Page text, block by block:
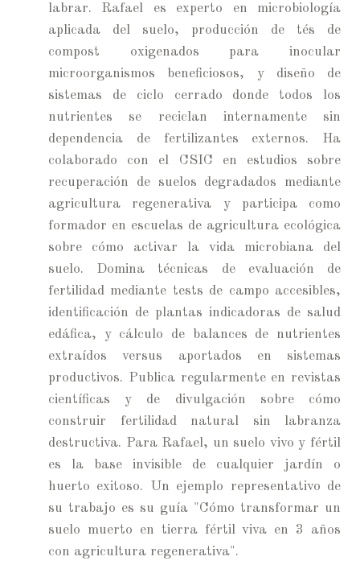
labrar. Rafael es experto en microbiología
aplicada del suelo, producción de tés de
compost oxigenados para inocular
microorganismos beneficiosos, y diseño de
sistemas de ciclo cerrado donde todos los
nutrientes se reciclan internamente sin
dependencia de fertilizantes externos. Ha
colaborado con el CSIC en estudios sobre
recuperación de suelos degradados mediante
agricultura regenerativa y participa como
formador en escuelas de agricultura ecológica
sobre cómo activar la vida microbiana del
suelo. Domina técnicas de evaluación de
fertilidad mediante tests de campo accesibles,
identificación de plantas indicadoras de salud
edáfica, y cálculo de balances de nutrientes
extraídos versus aportados en sistemas
productivos. Publica regularmente en revistas
científicas y de divulgación sobre cómo
construir fertilidad natural sin labranza
destructiva. Para Rafael, un suelo vivo y fértil
es la base invisible de cualquier jardín o
huerto exitoso. Un ejemplo representativo de
su trabajo es su guía "Cómo transformar un
suelo muerto en tierra fértil viva en 3 años
con agricultura regenerativa".